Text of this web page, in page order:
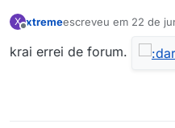
X xtremeescreveu em 22 de
última edição por
krai errei de forum.